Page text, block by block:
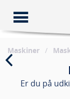
Maskiner /
Er du på